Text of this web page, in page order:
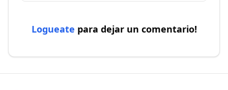
Logueate para dejar un comentario!